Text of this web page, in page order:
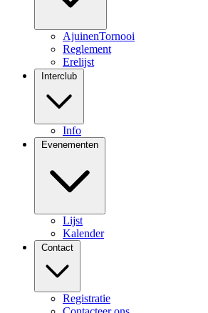
AjuinenTornooi
Reglement
Erelijst
Interclub
Info
Evenementen
Lijst
Kalender
Contact
Registratie